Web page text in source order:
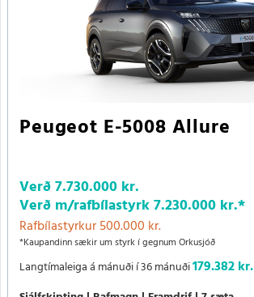
Peugeot E-5008 Allure
Verð7.730.000 kr.
Verð m/rafbílastyrk7.230.000 kr.*
Rafbílastyrkur 500.000 kr.
*Kaupandinn sækir um styrk í gegnum Orkusjóð
Langtímaleiga á mánuði í 36 mánuði179.382 kr.